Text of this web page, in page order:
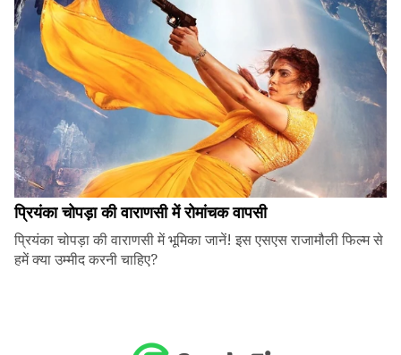
प्रियंका चोपड़ा की वाराणसी में रोमांचक वापसी
प्रियंका चोपड़ा की वाराणसी में भूमिका जानें! इस एसएस राजामौली फिल्म से
हमें क्या उम्मीद करनी चाहिए?